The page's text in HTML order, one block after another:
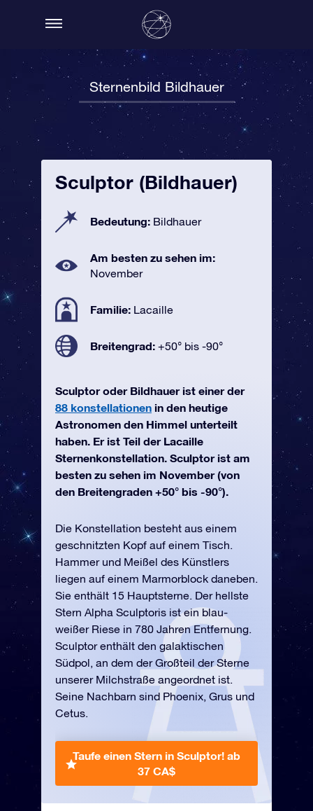
Sternenbild Bildhauer
Sculptor (Bildhauer)
Bedeutung: Bildhauer
Am besten zu sehen im:
November
Familie: Lacaille
Breitengrad: +50° bis -90°
Sculptor oder Bildhauer ist einer der
88 konstellationen in den heutige
Astronomen den Himmel unterteilt
haben. Er ist Teil der Lacaille
Sternenkonstellation. Sculptor ist am
besten zu sehen im November (von
den Breitengraden +50° bis -90°).
Die Konstellation besteht aus einem
geschnitzten Kopf auf einem Tisch.
Hammer und Meißel des Künstlers
liegen auf einem Marmorblock daneben.
Sie enthält 15 Hauptsterne. Der hellste
Stern Alpha Sculptoris ist ein blau-
weißer Riese in 780 Jahren Entfernung.
Sculptor enthält den galaktischen
Südpol, an dem der Großteil der Sterne
unserer Milchstraße angeordnet ist.
Seine Nachbarn sind Phoenix, Grus und
Cetus.
Taufe einen Stern in Sculptor! ab
37 CA$